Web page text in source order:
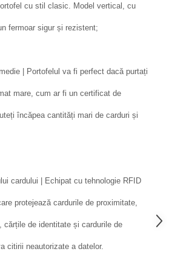
cu stil clasic. Model vertical, cu
fermoar sigur și rezistent;
| Portofelul va fi perfect dacă purtați
mare, cum ar fi un certificat de
încăpea cantități mari de carduri și
cardului | Echipat cu tehnologie RFID
protejează cardurile de proximitate,
cărțile de identitate și cardurile de
citirii neautorizate a datelor.